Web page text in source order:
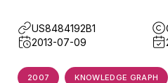
US8484192B1
2013-07-09
2007 KNOWLEDGE GRAPH